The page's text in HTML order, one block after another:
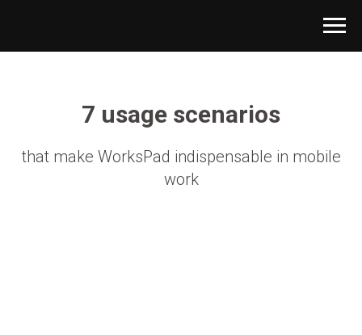
7 usage scenarios
that make WorksPad indispensable in mobile
work